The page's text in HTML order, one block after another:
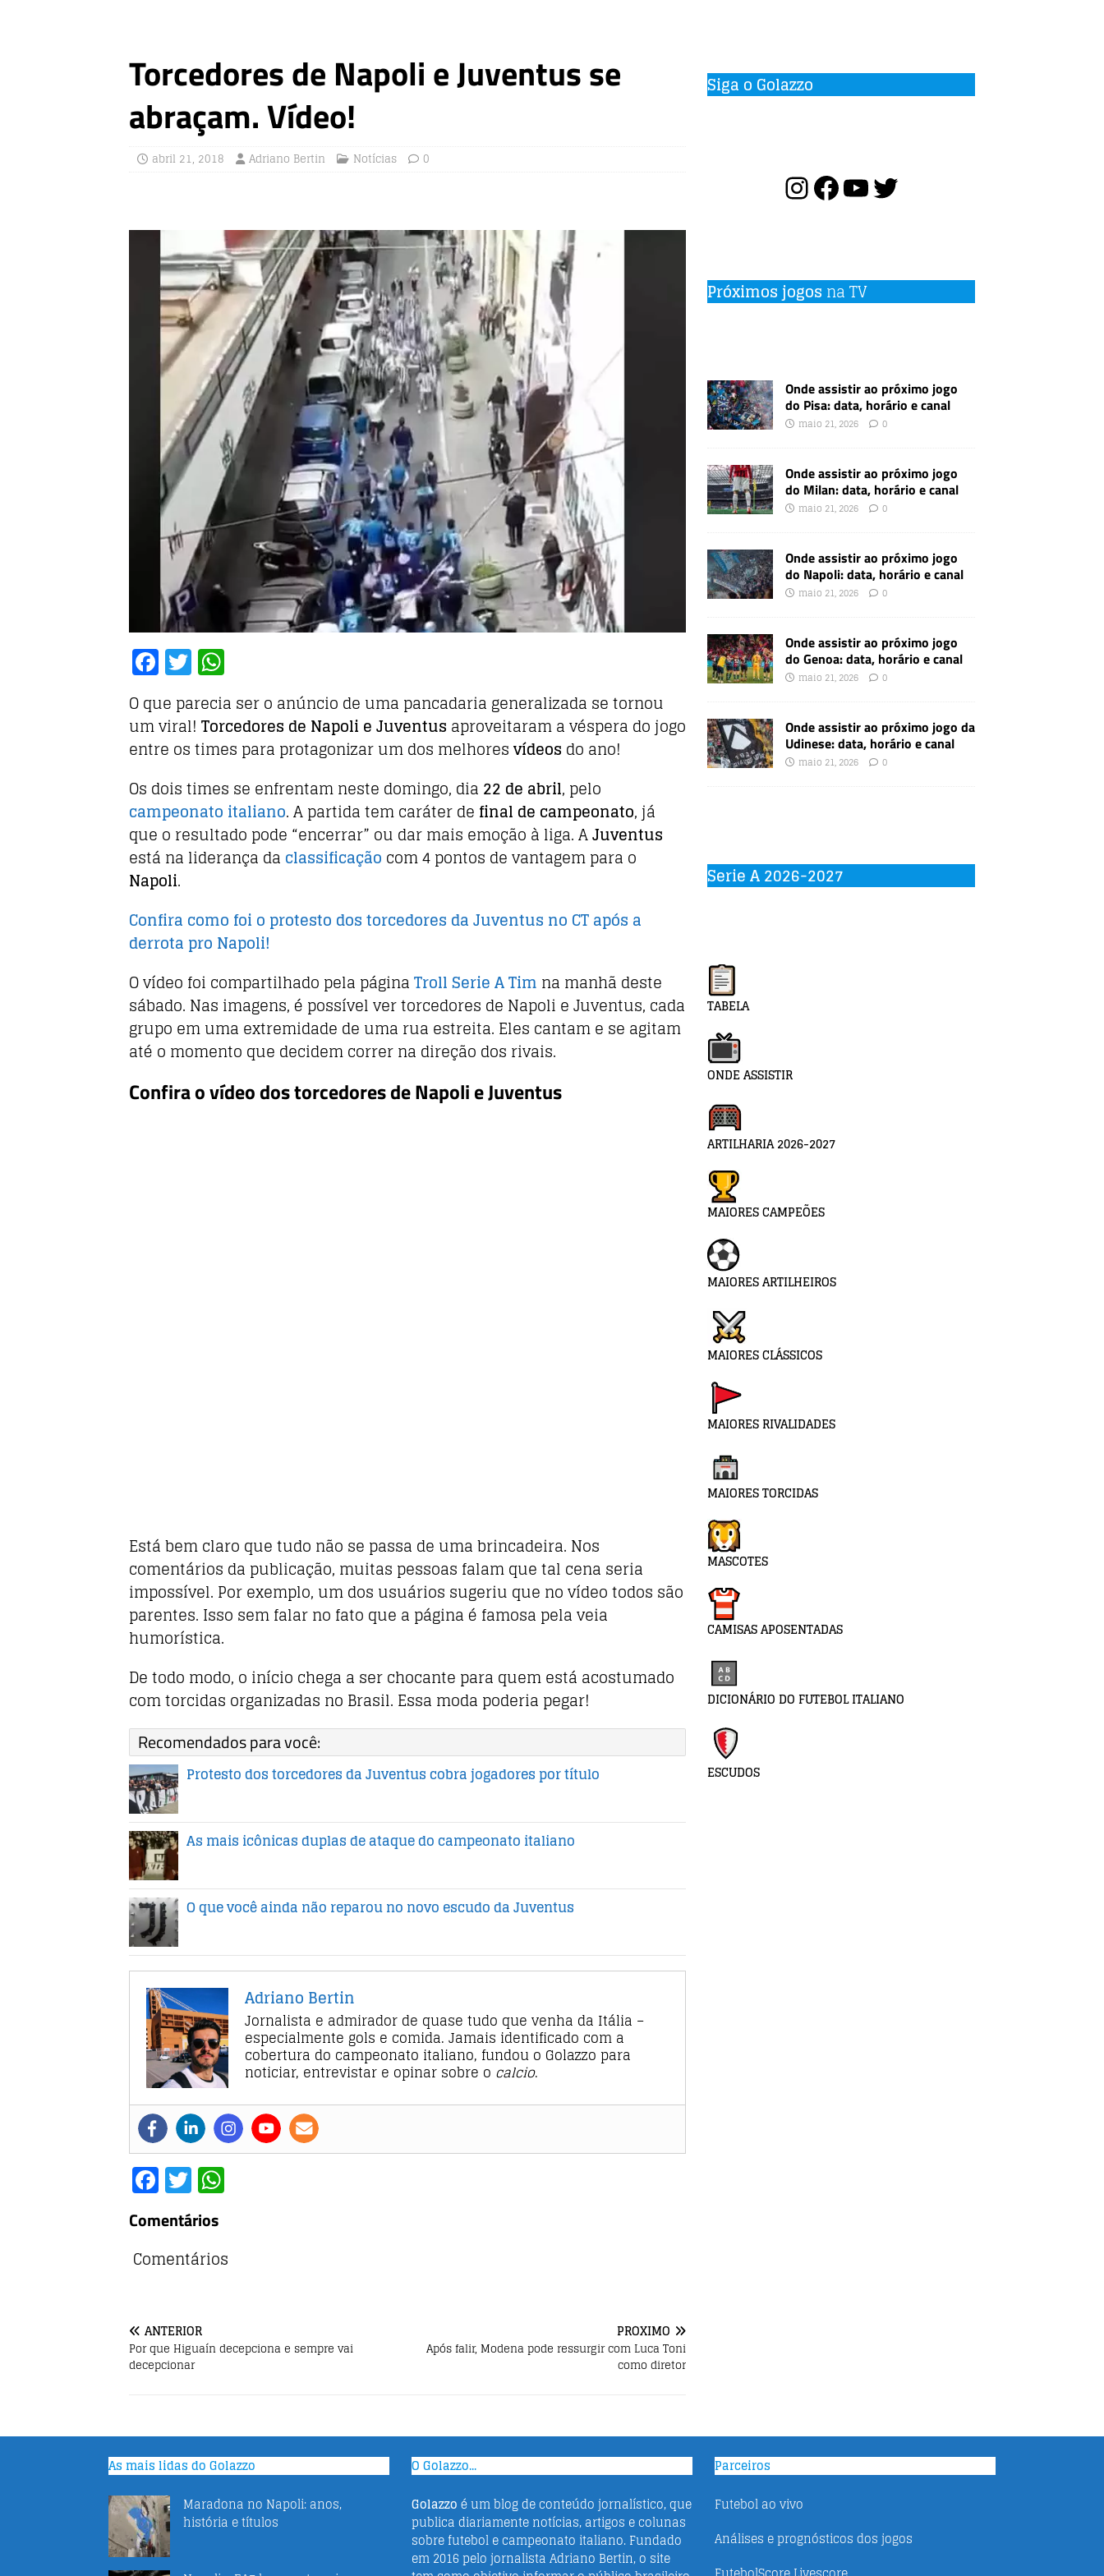
Torcedores de Napoli e Juventus se
abraçam. Vídeo!
abril 21, 2018 Adriano Bertin Notícias 0
F
a
c
e
b
o
o
k
T
w
it
te
r
h
at
s
A
p
p
O que parecia ser o anúncio de uma pancadaria generalizada se tornou
um viral! Torcedores de Napoli e Juventus aproveitaram a véspera do jogo
entre os times para protagonizar um dos melhoresvídeos do ano!
Os dois times se enfrentam neste domingo, dia 22 de abril, pelo
campeonato italiano. A partida tem caráter de final de campeonato, já
que o resultado pode “encerrar” ou dar mais emoção à liga. AJuventus
está na liderança da classificação com 4 pontos de vantagem para o
Napoli.
Confira como foi o protesto dos torcedores da Juventus no CT após a
derrota pro Napoli!
O vídeo foi compartilhado pela páginaTroll Serie A Tim na manhã deste
sábado. Nas imagens, é possível ver torcedores de Napoli e Juventus, cada
grupo em uma extremidade de uma rua estreita. Eles cantam e se agitam
até o momento que decidem correr na direção dos rivais.
Confira o vídeo dos torcedores de Napoli e Juventus
Está bem claro que tudo não se passa de uma brincadeira. Nos
comentários da publicação, muitas pessoas falam que tal cena seria
impossível. Por exemplo, um dos usuários sugeriu que no vídeo todos são
parentes. Isso sem falar no fato que a página é famosa pela veia
humorística.
De todo modo, o início chega a ser chocante para quem está acostumado
com torcidas organizadas no Brasil. Essa moda poderia pegar!
Recomendados para você:
Protesto dos torcedores da Juventus cobra jogadores por título
As mais icônicas duplas de ataque do campeonato italiano
O que você ainda não reparou no novo escudo da Juventus
Adriano Bertin
Jornalista e admirador de quase tudo que venha da Itália –
especialmente gols e comida. Jamais identificado com a
cobertura do campeonato italiano, fundou o Golazzo para
noticiar, entrevistar e opinar sobre o calcio.
F
a
c
e
o
k
T
w
it
tes
p
Comentários
Comentários
ANTERIOR
Por que Higuaín decepciona e sempre vai
decepcionar
PRÓXIMO
Após falir, Modena pode ressurgir com Luca Toni
como diretor
Siga o Golazzo
Próximos jogos na TV
Onde assistir ao próximo jogo
do Pisa: data, horário e canal
maio 21, 2026 0
Onde assistir ao próximo jogo
do Milan: data, horário e canal
maio 21, 2026 0
Onde assistir ao próximo jogo
do Napoli: data, horário e canal
maio 21, 2026 0
Onde assistir ao próximo jogo
do Genoa: data, horário e canal
maio 21, 2026 0
Onde assistir ao próximo jogo da
Udinese: data, horário e canal
maio 21, 2026 0
Serie A 2026-2027
TABELA
ONDE ASSISTIR
ARTILHARIA 2026-2027
MAIORES CAMPEÕES
MAIORES ARTILHEIROS
MAIORES CLÁSSICOS
MAIORES RIVALIDADES
MAIORES TORCIDAS
MASCOTES
CAMISAS APOSENTADAS
DICIONÁRIO DO FUTEBOL ITALIANO
ESCUDOS
As mais lidas do Golazzo
Maradona no Napoli: anos,
história e títulos
O Golazzo...
Golazzo é um blog de conteúdo jornalístico, que
publica diariamente notícias, artigos e colunas
sobre futebol e campeonato italiano. Fundado
em 2016 pelo jornalista Adriano Bertin, o site
Parceiros
Futebol ao vivo
Análises e prognósticos dos jogos